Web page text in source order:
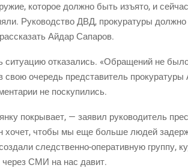
кото­рое долж­но быть изъ­ято, и
Руко­вод­ство ДВД, про­ку­ра­ту­ры долж­но
Айдар Сапаров.
ситу­а­цию отка­за­лись. «Обра­ще­ний не
свою оче­редь пред­ста­ви­тель
не поскупились.
покры­ва­ет, — заявил руко­во­ди­тель
хочет, что­бы мы еще боль­ше людей
след­ствен­но-опе­ра­тив­ную груп­пу,
СМИ на нас давит.